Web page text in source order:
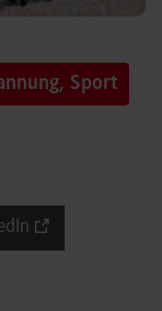
Sport